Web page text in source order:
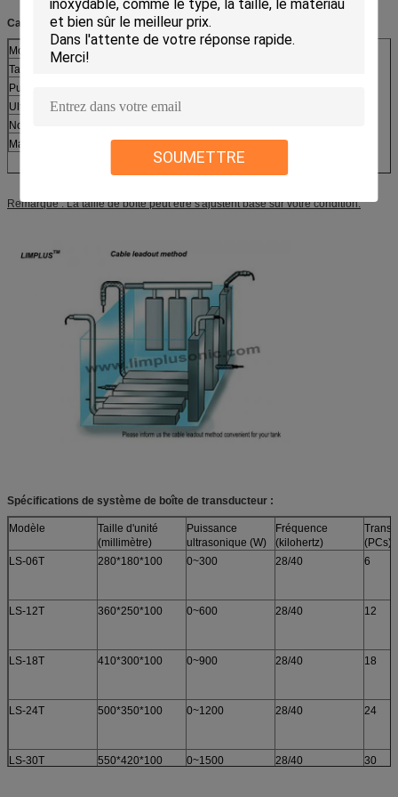
SOUMETTRE
Caractéristiques :
Modèle
LS-36T
Taille de boîte de transducteur
Puissance ultrasonique
Ultrason
Nombre ultrasonique de transducteur
Matériel
SUS316L
Remarque : La taille de boîte peut être s'ajustent basé sur votre condition.
Spécifications de système de boîte de transducteur :
Modèle
Taille d'unité
(millimètre)
Puissance
ultrasonique (W)
Fréquence
(kilohertz)
(PCs)
LS-06T
280*180*100 0~300 28/40 6
LS-12T 360*250*100 0~600 28/40 12
LS-18T 410*300*100 0~900 28/40 18
LS-24T 500*350*100 0~1200 28/40 24
LS-30T 550*420*100 0~1500 28/40 30